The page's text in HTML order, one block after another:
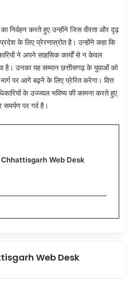
का निर्वहन करते हुए उन्होंने जिस वीरता और दृढ़
के लिए प्रेरणास्रोत है। उन्होंने कहा कि
ने अपने साहसिक कार्यों से न केवल
है। उनका यह सम्मान छत्तीसगढ़ के युवाओं को
पर आगे बढ़ने के लिए प्रेरित करेगा। वित्त
के उज्ज्वल भविष्य की कामना करते हुए
पर गर्व है।
Chhattisgarh Web Desk
Web Desk